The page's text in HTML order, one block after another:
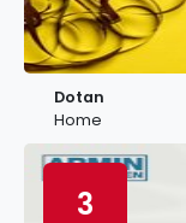
Dotan
Home
3